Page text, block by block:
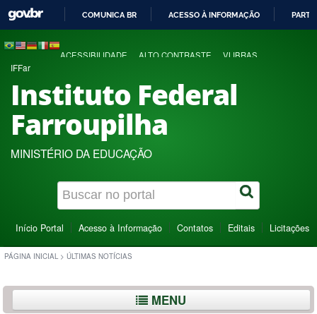
COMUNICA BR ACESSO À INFORMAÇÃO
ACESSIBILIDADE ALTO CONTRASTE VLIBRAS
IFFar
Instituto Federal
Farroupilha
MINISTÉRIO DA EDUCAÇÃO
Início Portal Acesso à Informação Contatos Editais Licitações
PÁGINA INICIAL > ÚLTIMAS NOTÍCIAS
MENU